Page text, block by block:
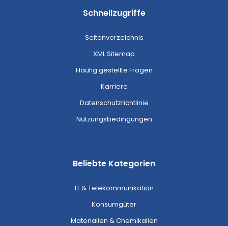
Schnellzugriffe
Seitenverzeichnis
XML Sitemap
Häufig gestellte Fragen
Karriere
Datenschutzrichtlinie
Nutzungsbedingungen
Beliebte Kategorien
IT & Telekommunikation
Konsumgüter
Materialien & Chemikalien